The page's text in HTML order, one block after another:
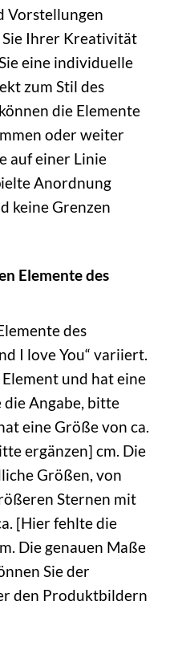
Vorstellungen
Sie Ihrer Kreativität
eine individuelle
zum Stil des
die Elemente
oder weiter
auf einer Linie
Anordnung
keine Grenzen
Elemente des
des
I love You“ variiert.
und hat eine
Angabe, bitte
eine Größe von ca.
ergänzen] cm. Die
Größen, von
Sternen mit
[Hier fehlte die
Die genauen Maße
Sie der
den Produktbildern